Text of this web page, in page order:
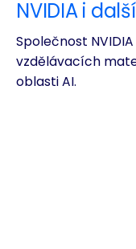
NVIDIA i
Společnost
vzdělávacích
oblasti AI.